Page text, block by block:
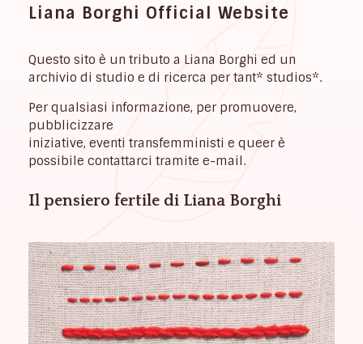
Liana Borghi Official Website
Questo sito è un tributo a Liana Borghi ed un
archivio di studio e di ricerca per tant* studios*.
Per qualsiasi informazione, per promuovere,
pubblicizzare
iniziative, eventi transfemministi e queer è
possibile contattarci tramite e-mail.
Il pensiero fertile di Liana Borghi